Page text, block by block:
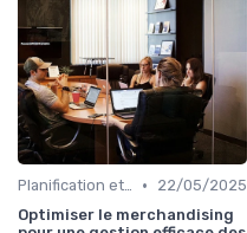
Planification et stratégie de vente •
22/05/2025
Optimiser le merchandising